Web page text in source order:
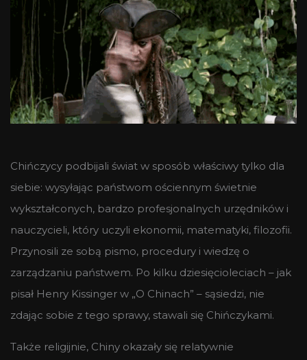
Chińczycy podbijali świat w sposób właściwy tylko dla
siebie: wysyłając państwom ościennym świetnie
wykształconych, bardzo profesjonalnych urzędników i
nauczycieli, który uczyli ekonomii, matematyki, filozofii.
Przynosili ze sobą pismo, procedury i wiedzę o
zarządzaniu państwem. Po kilku dziesięcioleciach – jak
pisał Henry Kissinger w „O Chinach” – sąsiedzi, nie
zdając sobie z tego sprawy, stawali się Chińczykami.
Także religijnie, Chiny okazały się relatywnie